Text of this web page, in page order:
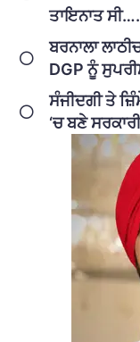
ਤਾਇਨਾਤ
ਬਰਨਾਲਾ
DGP ਨੂੰ
ਸੰਜੀਦਗੀ ਤੇ
‘ਚ ਬਣੇ